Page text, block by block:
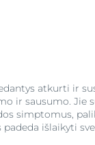
atkurti ir
ir sausumo. Jie
simptomus,
išlaikyti